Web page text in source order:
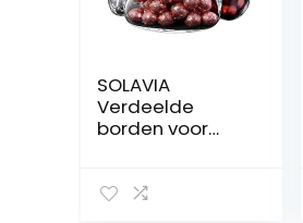
SOLAVIA
Verdeelde
borden voor
vier verdeelde